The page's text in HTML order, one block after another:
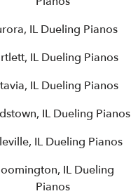
IL Dueling Pianos
IL Dueling Pianos
IL Dueling Pianos
IL Dueling Pianos
IL Dueling Pianos
IL Dueling
Pianos